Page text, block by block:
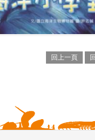
回上一頁